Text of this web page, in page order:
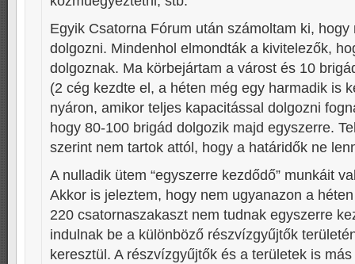
Egyik Csatorna Fórum után számoltam ki,
dolgozni. Mindenhol elmondták a kivitelezők,
dolgoznak. Ma körbejártam a várost és 10
(2 cég kezdte el, a héten még egy harmadik is
nyáron, amikor teljes kapacitással dolgozni
hogy 80-100 brigád dolgozik majd egyszerre.
szerint nem tartok attól, hogy a határidők ne
A nulladik ütem “egyszerre kezdődő” munkáit
Akkor is jeleztem, hogy nem ugyanazon a
220 csatornaszakaszt nem tudnak egyszerre
indulnak be a különböző részvízgyűjtők
keresztül. A részvízgyűjtők és a területek is